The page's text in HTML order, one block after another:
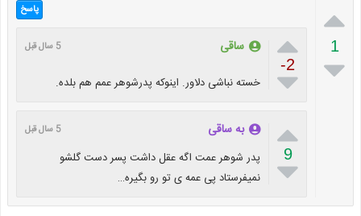

1

پاسخ

-2

ساقی 5 سال قبل
خسته نباشی دلاور. اینوکه پدرشوهر عمم هم بلده.

9

به ساقی 5 سال قبل
پدر شوهر عمت اگه عقل داشت پسر دست گلشو
نمیفرستاد پی عمه ی تو رو بگیره…